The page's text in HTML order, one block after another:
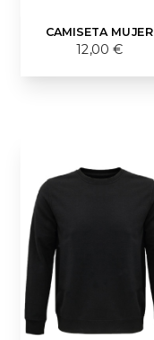
CAMISETA MUJER
12,00 €